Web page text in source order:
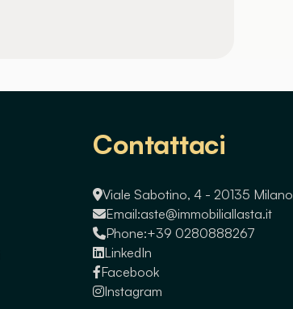
Contattaci
Viale Sabotino, 4 - 20135 Milano
Email:aste@immobiliallasta.it
Phone:+39 0280888267
LinkedIn
Facebook
Instagram